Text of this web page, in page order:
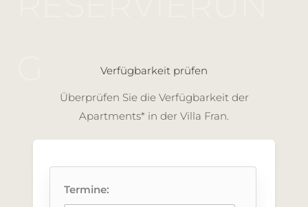
Verfügbarkeit prüfen
Überprüfen Sie die Verfügbarkeit der
Apartments* in der Villa Fran.
Termine: